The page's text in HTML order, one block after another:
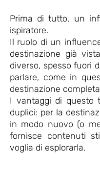
Prima di tutto, un
ispiratore.
Il ruolo di un
destinazione già
diverso, spesso fuori
parlare, come in
destinazione
I vantaggi di questo
duplici: per la
in modo nuovo (o
fornisce contenuti
voglia di esplorarla.